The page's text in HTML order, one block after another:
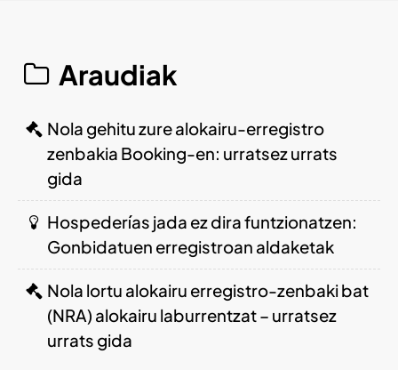
Araudiak
Nola gehitu zure alokairu-erregistro
zenbakia Booking-en: urratsez urrats
gida
Hospederías jada ez dira funtzionatzen:
Gonbidatuen erregistroan aldaketak
Nola lortu alokairu erregistro-zenbaki bat
(NRA) alokairu laburrentzat – urratsez
urrats gida